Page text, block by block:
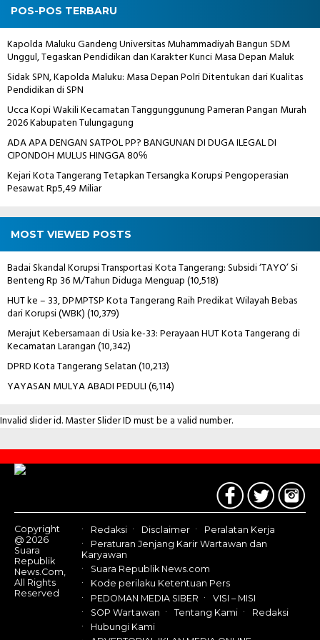
POS-POS TERBARU
Kapolda Maluku Gandeng Universitas Muhammadiyah Bangun SDM
Unggul, Tegaskan Pendidikan dan Karakter Kunci Masa Depan Maluk
Sidak SPN, Kapolda Maluku: Masa Depan Polri Ditentukan dari Kualitas
Pendidikan di SPN
Ucca Kopi Wakili Kecamatan Tanggunggunung Pameran Pangan Murah
2026 Kabupaten Tulungagung
ADA APA DENGAN SATPOL PP? BANGUNAN DI DUGA ILEGAL DI
CIPONDOH MULUS HINGGA 80℅
Kejari Kota Tangerang Tetapkan Tersangka Korupsi Pengoperasian
Pesawat Rp5,49 Miliar
MOST VIEWED POSTS
Badai Skandal Korupsi Transportasi Kota Tangerang: Subsidi ‘TAYO’ Si
Benteng Rp 36 M/Tahun Diduga Menguap(10,518)
HUT ke – 33, DPMPTSP Kota Tangerang Raih Predikat Wilayah Bebas
dari Korupsi (WBK)(10,379)
Merajut Kebersamaan di Usia ke-33: Perayaan HUT Kota Tangerang di
Kecamatan Larangan(10,342)
DPRD Kota Tangerang Selatan(10,213)
YAYASAN MULYA ABADI PEDULI(6,114)
Invalid slider id. Master Slider ID must be a valid number.
Contact
Us
Copyright
@ 2026
Suara
Republik
News.Com,
All Rights
Reserved
Redaksi Disclaimer
Peralatan Kerja
Peraturan Jenjang Karir Wartawan dan
Karyawan
Suara Republik News.com
Kode perilaku Ketentuan Pers
PEDOMAN MEDIA SIBER
VISI – MISI
SOP Wartawan
Tentang Kami
Redaksi
Hubungi Kami